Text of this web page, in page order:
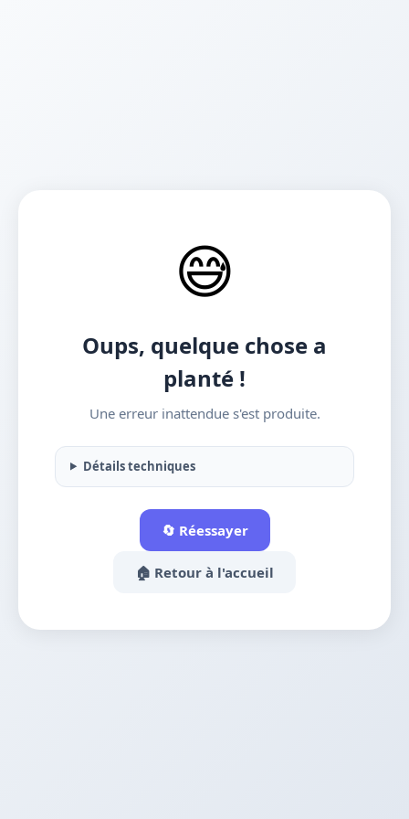
😅
Oups, quelque chose a
planté !
Une erreur inattendue s'est produite.
Détails techniques
🔄 Réessayer
🏠 Retour à l'accueil